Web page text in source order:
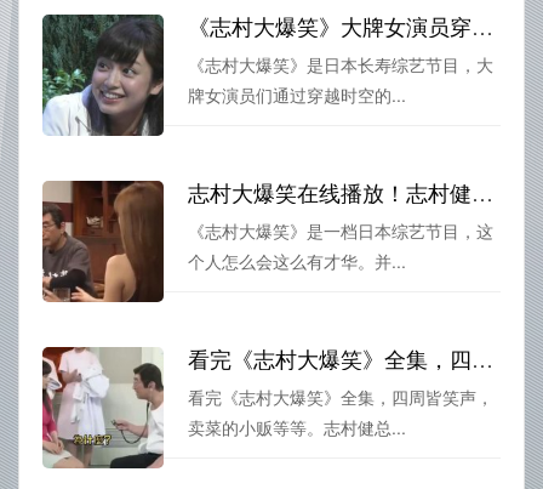
《志村大爆笑》大牌女演员穿越时空，呈现精彩绝伦的笑出泪满场表演
《志村大爆笑》是日本长寿综艺节目，大
牌女演员们通过穿越时空的...
志村大爆笑在线播放！志村健舞台表现让人窒息的幽默感
《志村大爆笑》是一档日本综艺节目，这
个人怎么会这么有才华。并...
看完《志村大爆笑》全集，四周皆笑声
看完《志村大爆笑》全集，四周皆笑声，
卖菜的小贩等等。志村健总...